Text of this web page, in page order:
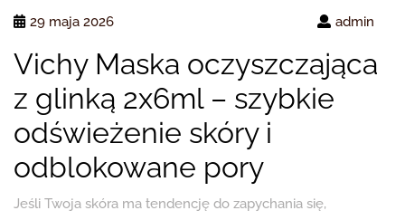
29 maja 2026 admin
Vichy Maska oczyszczająca
z glinką 2x6ml – szybkie
odświeżenie skóry i
odblokowane pory
Jeśli Twoja skóra ma tendencję do zapychania się,